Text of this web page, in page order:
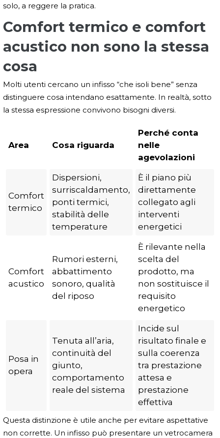
solo, a reggere la pratica.
Comfort termico e comfort
acustico non sono la stessa
cosa
Molti utenti cercano un infisso “che isoli bene” senza
distinguere cosa intendano esattamente. In realtà, sotto
la stessa espressione convivono bisogni diversi.
Area Cosa riguarda
Perché conta
nelle
agevolazioni
Comfort
termico
Dispersioni,
surriscaldamento,
ponti termici,
stabilità delle
temperature
È il piano più
direttamente
collegato agli
interventi
energetici
Comfort
acustico
Rumori esterni,
abbattimento
sonoro, qualità
del riposo
È rilevante nella
scelta del
prodotto, ma
non sostituisce il
requisito
energetico
Posa in
opera
Tenuta all’aria,
continuità del
giunto,
comportamento
reale del sistema
Incide sul
risultato finale e
sulla coerenza
tra prestazione
attesa e
prestazione
effettiva
Questa distinzione è utile anche per evitare aspettative
non corrette. Un infisso può presentare un vetrocamera